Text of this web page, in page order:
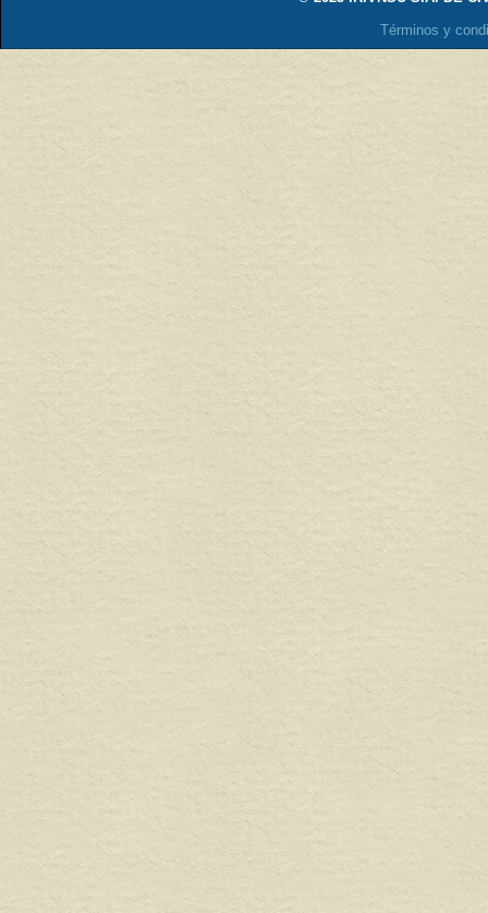
Términos y